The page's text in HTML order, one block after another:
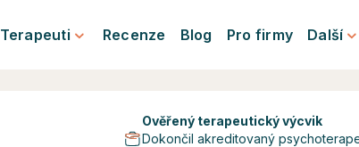
Terapeuti Recenze Blog Pro firmy Další
Ověřený terapeutický výcvik
Dokončil akreditovaný